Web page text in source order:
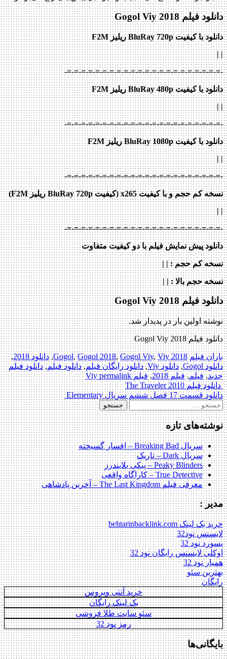
دانلود فیلم Gogol Viy 2018
دانلود با کیفیت BluRay 720p ریلیز F2M
|
|
-=-=-=-=-=-=-=-=-=-=-=-=-=-=-=-=-=-=-=-=-=-=-
دانلود با کیفیت BluRay 480p ریلیز F2M
|
|
-=-=-=-=-=-=-=-=-=-=-=-=-=-=-=-=-=-=-=-=-=-=-
دانلود با کیفیت BluRay 1080p ریلیز F2M
|
|
-=-=-=-=-=-=-=-=-=-=-=-=-=-=-=-=-=-=-=-=-=-=-
نسخه کم حجم و با کیفیت x265 (کیفیت BluRay 720p ریلیز F2M)
| |
-=-=-=-=-=-=-=-=-=-=-=-=-=-=-=-=-=-=-=-=-=-=-
دانلود پیش نمایش فیلم با دو کیفیت متفاوت
نسخه کم حجم: | |
نسخه حجم بالا: | |
دانلود فیلم Gogol Viy 2018
نوشته اولین بار در پدیدار شد.
دانلود فیلم Gogol Viy 2018
باران فیلم 2018 Gogol
,Gogol 2018, Gogol Viy,Viy
,دانلود 2018
,
دانلود Gogol
, دانلود Viy , دانلود رایگان فیلم,دانلود فیلم,دانلود فیلم
جدید,فیلم,فیلم 2018 ,فیلم Viypermalink
Post
navigation
دانلود فیلم The Traveler 2010
دانلود قسمت 17 فصل ششم سریال Elementary
جستجو
برای:
نوشته‌های تازه
سریال Breaking Bad – افسار گسیخته
سریال Dark – تاریک
Peaky Blinders – پیکی بلایندرز
True Detective – کاراگاه واقعی
معرفی فیلم The Last Kingdom – آخرین پادشاهی
مدیر :
خرید بک لینک behtarinbacklink.com
لایسنس نود32
پسورد نود 32
اوکلی لایسنس رایگان نود 32
همیار نود 32
بهترین سئو
رایگان
خرید آنتی ویروس
بک لینک رایگان
سئو سایت طلا فروشی
رمز نود 32
بایگانی‌ها